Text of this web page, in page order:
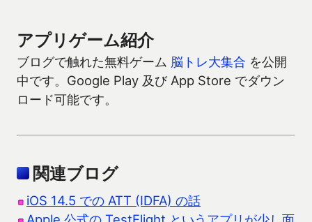
アプリゲーム紹介
ブログで触れた無料ゲーム 脳トレ大集合 を公開
中です。Google Play 及び App Store でダウン
ロード可能です。
関連ブログ
iOS 14.5 での ATT (IDFA) の話